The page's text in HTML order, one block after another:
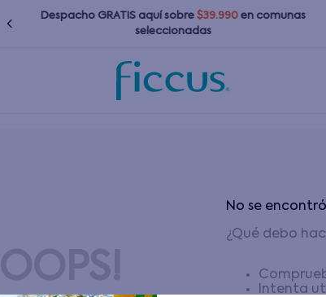
Despacho GRATIS aquísobre $39.990en comunas
seleccionadas
5 chaquetas
OOPS!
No se
¿Qué debo
Intenta